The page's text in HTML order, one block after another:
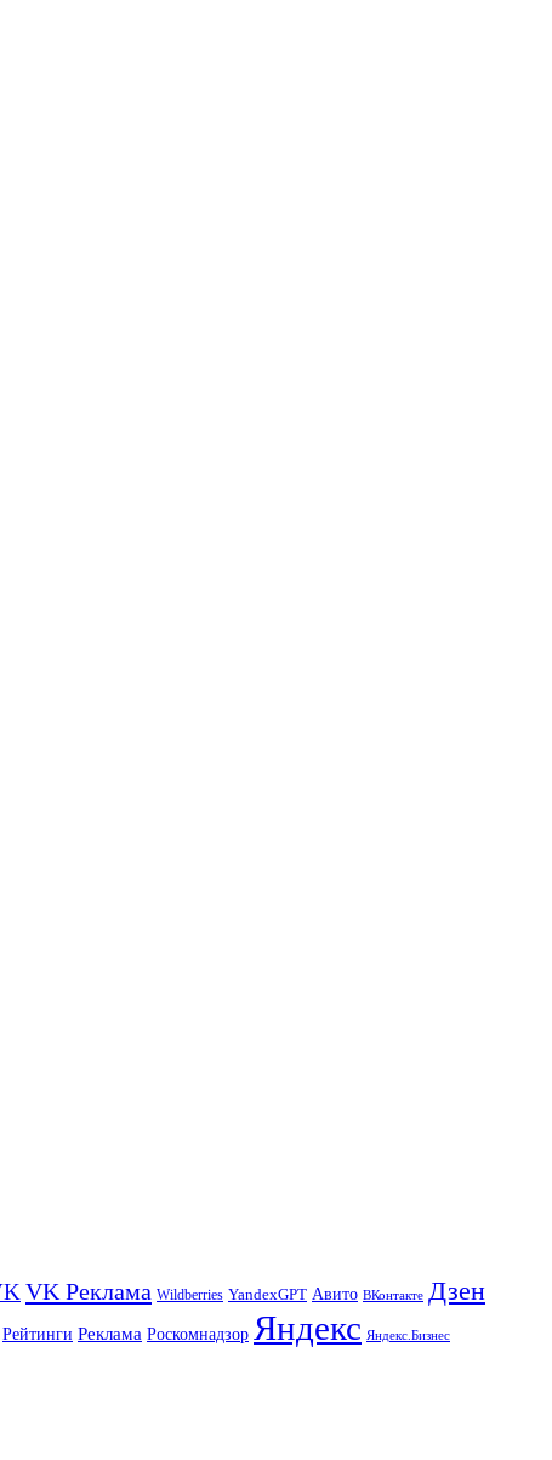
VK Реклама Wildberries YandexGPT Авито ВКонтакте Дзен
Рейтинги Реклама Роскомнадзор Яндекс Яндекс.Бизнес